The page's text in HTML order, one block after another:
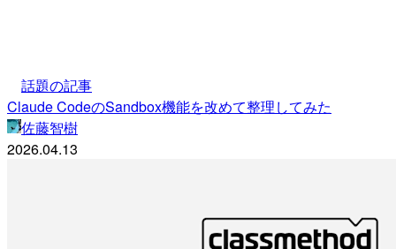
話題の記事
Claude CodeのSandbox機能を改めて整理してみた
佐藤智樹
2026.04.13